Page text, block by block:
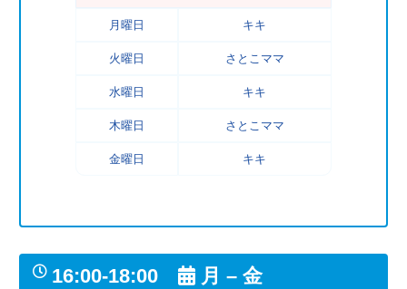
月曜日 キキ
火曜日 さとこママ
水曜日 キキ
木曜日 さとこママ
金曜日 キキ
16:00-18:00 月 – 金